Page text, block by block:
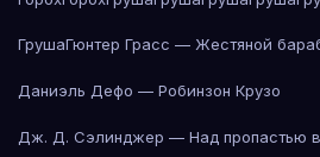
ГрушаГюнтер Грасс — Жестяной
Даниэль Дефо — Робинзон Крузо
Дж. Д. Сэлинджер — Над пропастью